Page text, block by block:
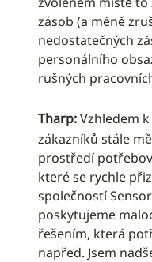
zásob (a méně
nedostatečných
personálního
rušných
Tharp:Vzhledem
zákazníků stále
prostředí
které se rychle
společností
poskytujeme
řešením, která
napřed. Jsem